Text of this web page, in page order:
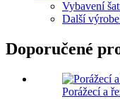
Vybavení
Další
Doporučené
Porážecí a